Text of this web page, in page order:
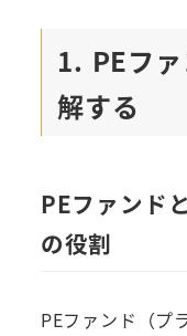
1. PEフ
解する
PEファンド
の役割
PEファンド（プ